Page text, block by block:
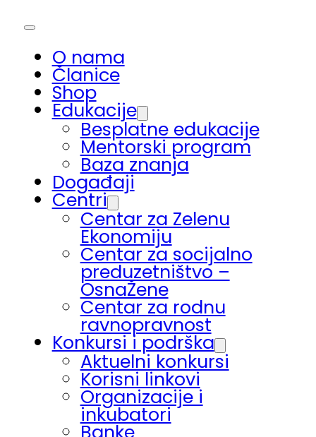
O nama
Članice
Shop
Edukacije
Besplatne edukacije
Mentorski program
Baza znanja
Događaji
Centri
Centar za Zelenu
Ekonomiju
Centar za socijalno
preduzetništvo –
OsnaŽene
Centar za rodnu
ravnopravnost
Konkursi i podrška
Aktuelni konkursi
Korisni linkovi
Organizacije i
inkubatori
Banke